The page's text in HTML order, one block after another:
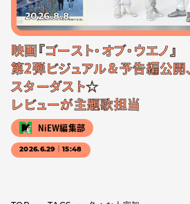
2026.8.8
映画『ゴースト・オブ・ウエノ』
第2弾ビジュアル＆予告編公開、
スターダスト☆
レビューが主題歌担当
NiEW編集部
2026.6.29｜15:48